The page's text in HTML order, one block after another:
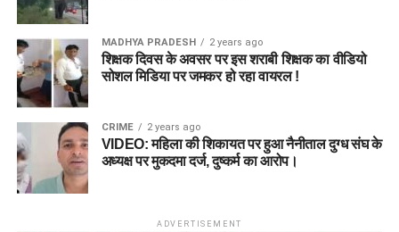
MADHYA PRADESH 2 years ago
शिक्षक दिवस के अवसर पर इस शराबी शिक्षक का वीडियो
सोशल मिडिया पर जमकर हो रहा वायरल !
CRIME 2 years ago
VIDEO: महिला की शिकायत पर हुआ नैनीताल दुग्ध संघ के
अध्यक्ष पर मुकदमा दर्ज, दुष्कर्म का आरोप।
ADVERTISEMENT